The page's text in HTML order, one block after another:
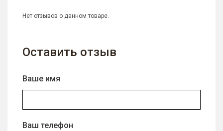
Нет отзывов о данном товаре.
Оставить отзыв
Ваше имя
Ваш телефон